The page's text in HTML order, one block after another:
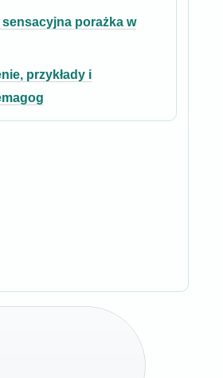
sensacyjna porażka w
przykłady i